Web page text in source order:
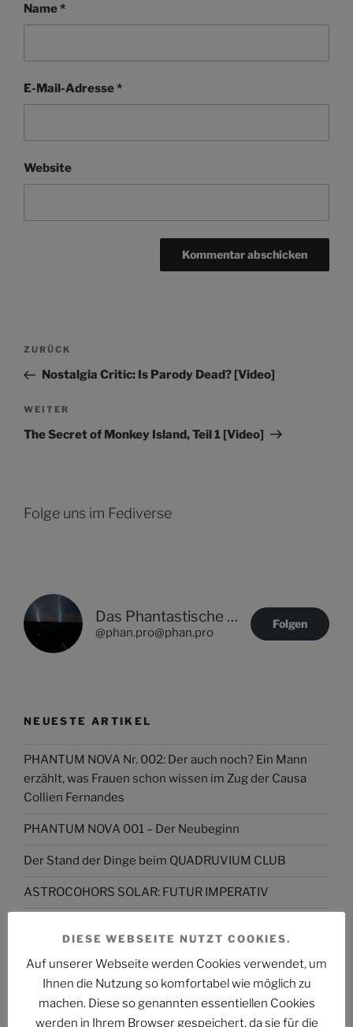
Name*
E-Mail-Adresse*
Website
Beitragsnavigation
Vorheriger
Beitrag
ZURÜCK
Nostalgia Critic: Is Parody Dead? [Video]
Nächster
Beitrag
WEITER
The Secret of Monkey Island, Teil 1 [Video]
Folge uns im Fediverse
Das Phantastische Projekt - PHAN.PRO
@phan.pro@phan.pro
Folgen
NEUESTE ARTIKEL
PHANTUM NOVA Nr. 002: Der auch noch? Ein Mann
erzählt, was Frauen schon wissen im Zug der Causa
Collien Fernandes
PHANTUM NOVA 001 – Der Neubeginn
Der Stand der Dinge beim QUADRUVIUM CLUB
ASTROCOHORS SOLAR: FUTUR IMPERATIV
und darüber hinaus…
Abmahnung gegen BKM: Buchhandlung geht rechtlich
gegen Interview-Äußerungen des
Kulturstaatsministers vor
DIESE WEBSEITE NUTZT COOKIES.
Auf unserer Webseite werden Cookies verwendet, um
Ihnen die Nutzung so komfortabel wie möglich zu
machen. Diese so genannten essentiellen Cookies
werden in Ihrem Browser gespeichert, da sie für die